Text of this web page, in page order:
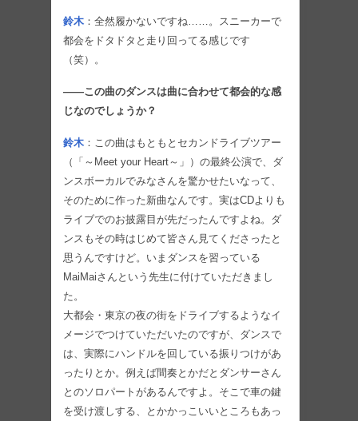
鈴木 ：全然履かないですね……。スニーカーで
都会をドタドタと走り回ってる感じです
（笑）。
――この曲のダンスは曲に合わせて都会的な感
じなのでしょうか？
鈴木 ：この曲はもともとセカンドライブツアー
（「～Meet your Heart～」）の最終公演で、ダ
ンスボーカルでみなさんを驚かせたいなって、
そのために作った新曲なんです。実はCDよりも
ライブでのお披露目が先だったんですよね。ダ
ンスもその時はじめて皆さん見てくださったと
思うんですけど。いまダンスを習っている
MaiMaiさんという先生に付けていただきまし
た。
大都会・東京の夜の街をドライブするようなイ
メージでつけていただいたのですが、ダンスで
は、実際にハンドルを回している振りつけがあ
ったりとか。例えば間奏とかだとダンサーさん
とのソロパートがあるんですよ。そこで車の鍵
を受け渡しする、とかかっこいいところもあっ